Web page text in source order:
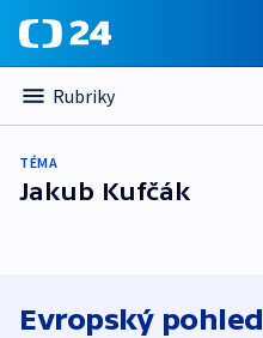
Rubriky
TÉMA
Jakub Kufčák
Evropský pohled